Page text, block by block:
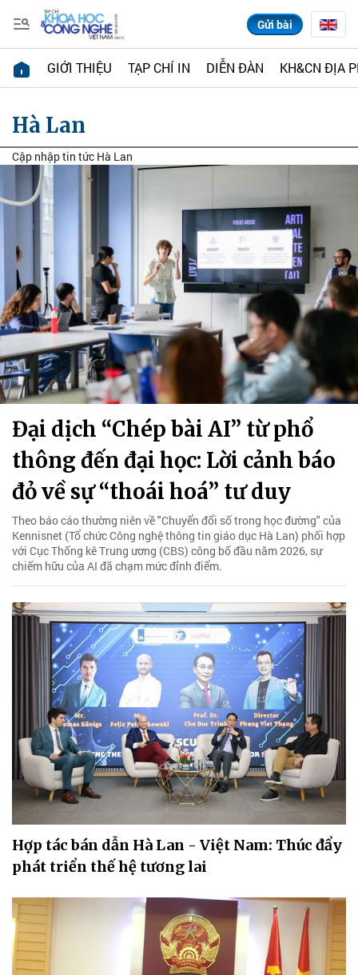
Gửi bài
GIỚI THIỆU TẠP CHÍ IN DIỄN ĐÀN KH&CN ĐỊA
Hà Lan
Cập nhập tin tức Hà Lan
Đại dịch “Chép bài AI” từ phổ
thông đến đại học: Lời cảnh báo
đỏ về sự “thoái hoá” tư duy
Theo báo cáo thường niên về "Chuyển đổi số trong học đường" của
Kennisnet (Tổ chức Công nghệ thông tin giáo dục Hà Lan) phối hợp
với Cục Thống kê Trung ương (CBS) công bố đầu năm 2026, sự
chiếm hữu của AI đã chạm mức đỉnh điểm.
Hợp tác bán dẫn Hà Lan - Việt Nam: Thúc đẩy
phát triển thế hệ tương lai